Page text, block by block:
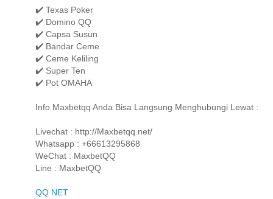
✔️ Texas Poker
✔️ Domino QQ
✔️ Capsa Susun
✔️ Bandar Ceme
✔️ Ceme Keliling
✔️ Super Ten
✔️ Pot OMAHA
Info Maxbetqq Anda Bisa Langsung Menghubungi Lewat :
Livechat : http://Maxbetqq.net/
Whatsapp : +66613295868
WeChat : MaxbetQQ
Line : MaxbetQQ
QQ NET